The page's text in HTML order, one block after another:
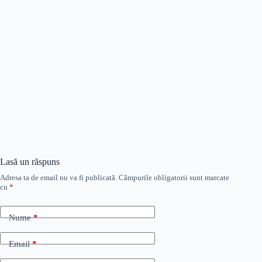
Lasă un răspuns
Adresa ta de email nu va fi publicată. Câmpurile obligatorii sunt marcate
cu *
Nume*
Email*